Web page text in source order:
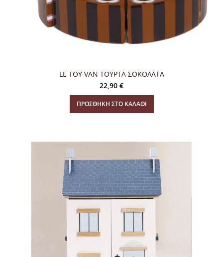
LE TOY VAN ΤΟΥΡΤΑ ΣΟΚΟΛΑΤΑ
22,90 €
ΠΡΟΣΘΉΚΗ ΣΤΟ ΚΑΛΆΘΙ